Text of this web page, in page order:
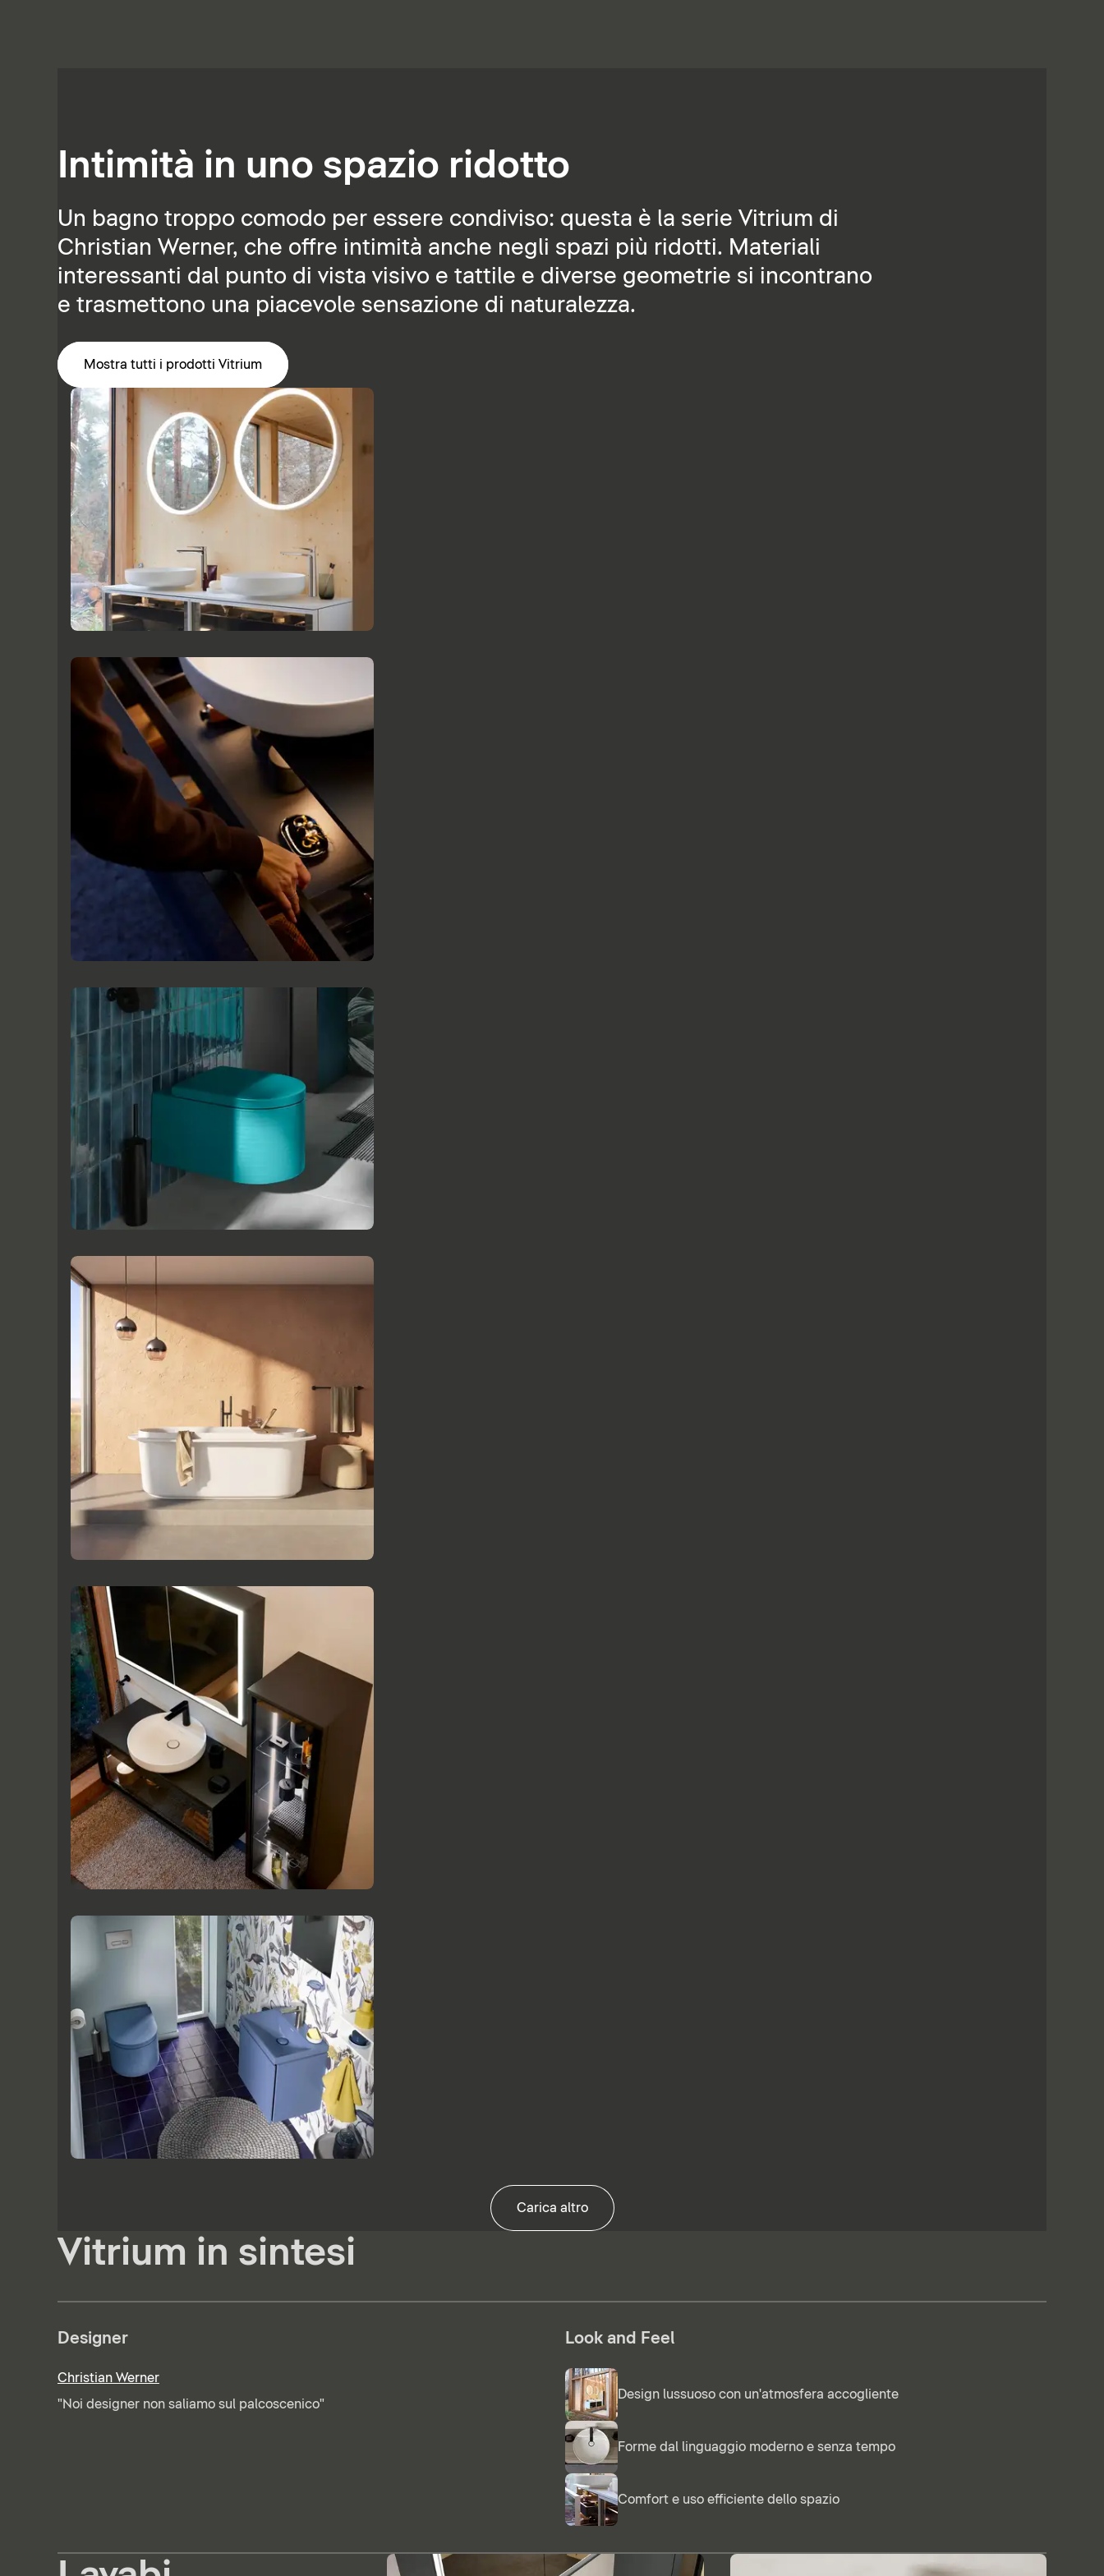
Intimità in uno spazio ridotto
Un bagno troppo comodo per essere condiviso: questa è la serie Vitrium di
Christian Werner, che offre intimità anche negli spazi più ridotti. Materiali
interessanti dal punto di vista visivo e tattile e diverse geometrie si incontrano
e trasmettono una piacevole sensazione di naturalezza.
Mostra tutti i prodotti Vitrium
Carica altro
Vitrium in sintesi
Designer
Christian Werner
"Noi designer non saliamo sul palcoscenico"
Look and Feel
Design lussuoso con un'atmosfera accogliente
Forme dal linguaggio moderno e senza tempo
Comfort e uso efficiente dello spazio